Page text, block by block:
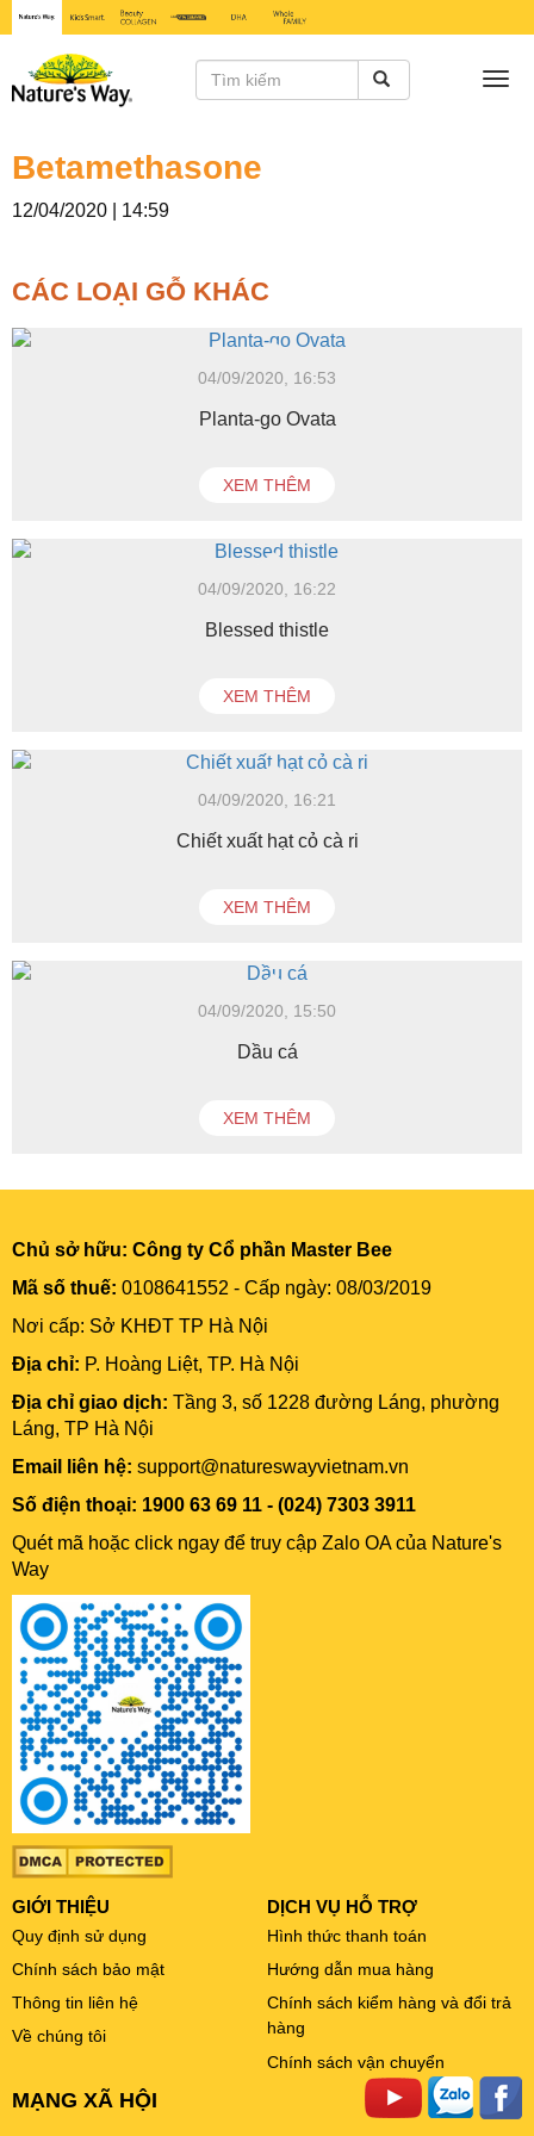
Betamethasone
12/04/2020 | 14:59
CÁC LOẠI GỖ KHÁC
04/09/2020, 16:53
Planta-go Ovata
XEM THÊM
04/09/2020, 16:22
Blessed thistle
XEM THÊM
04/09/2020, 16:21
Chiết xuất hạt cỏ cà ri
XEM THÊM
04/09/2020, 15:50
Dầu cá
XEM THÊM
Chủ sở hữu: Công ty Cổ phần Master Bee
Mã số thuế: 0108641552 - Cấp ngày: 08/03/2019
Nơi cấp: Sở KHĐT TP Hà Nội
Địa chỉ: P. Hoàng Liệt, TP. Hà Nội
Địa chỉ giao dịch: Tầng 3, số 1228 đường Láng, phường
Láng, TP Hà Nội
Email liên hệ: support@natureswayvietnam.vn
Số điện thoại: 1900 63 69 11 - (024) 7303 3911
Quét mã hoặc click ngay để truy cập Zalo OA của Nature's
Way
GIỚI THIỆU
Quy định sử dụng
Chính sách bảo mật
Thông tin liên hệ
Về chúng tôi
DỊCH VỤ HỖ TRỢ
Hình thức thanh toán
Hướng dẫn mua hàng
Chính sách kiểm hàng và đổi trả
hàng
Chính sách vận chuyển
MẠNG XÃ HỘI